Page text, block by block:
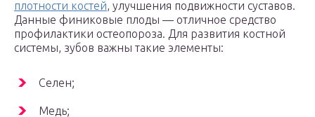
плотности костей, улучшения подвижности суставов.
Данные финиковые плоды — отличное средство
профилактики остеопороза. Для развития костной
системы, зубов важны такие элементы:
Селен;
Медь;